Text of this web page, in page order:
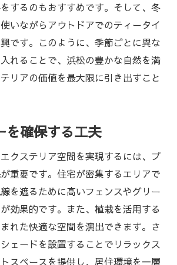
するのもおすすめです。そして、冬
いながらアウトドアでのティータイ
です。このように、季節ごとに異な
れることで、浜松の豊かな自然を満
リアの価値を最大限に引き出すこと
を確保する工夫
クステリア空間を実現するには、プ
重要です。住宅が密集するエリアで
を遮るために高いフェンスやグリー
効果的です。また、植栽を活用する
れた快適な空間を演出できます。さ
ェードを設置することでリラックス
スペースを提供し、居住環境を一層